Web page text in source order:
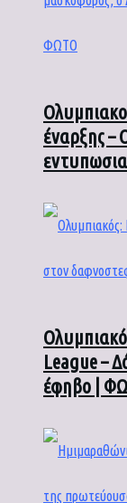
έναρξης –
League –
έφηβο |